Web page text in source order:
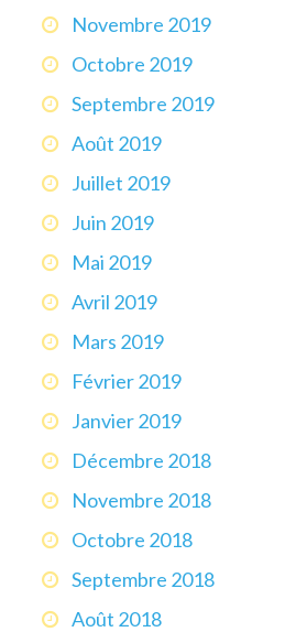
Novembre 2019
Octobre 2019
Septembre 2019
Août 2019
Juillet 2019
Juin 2019
Mai 2019
Avril 2019
Mars 2019
Février 2019
Janvier 2019
Décembre 2018
Novembre 2018
Octobre 2018
Septembre 2018
Août 2018